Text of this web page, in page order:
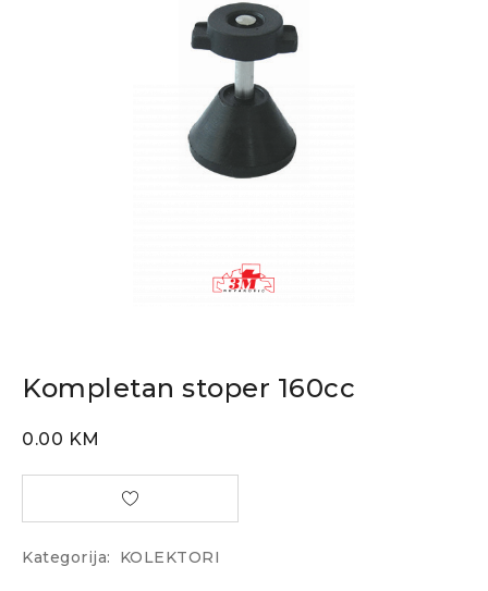
Kompletan stoper 160cc
0.00 KM
Kategorija: KOLEKTORI